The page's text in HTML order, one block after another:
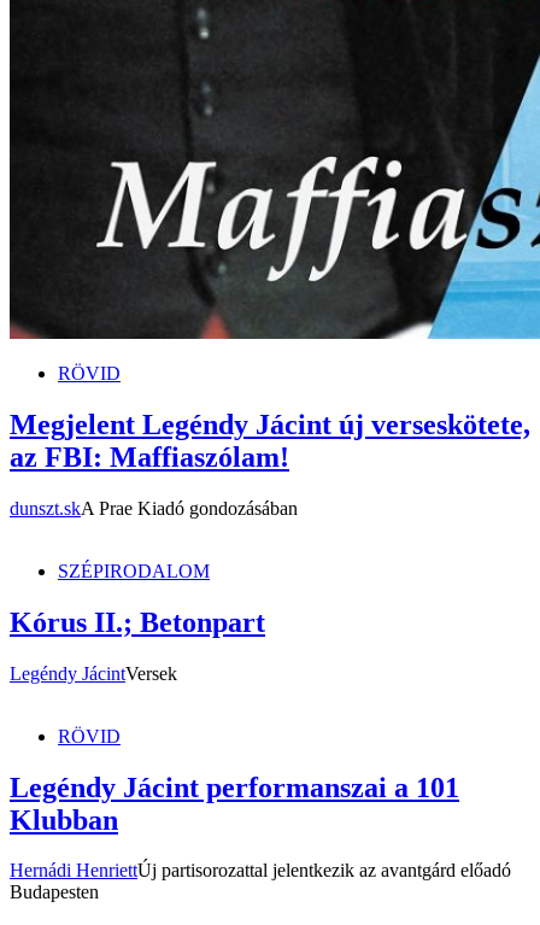
RÖVID
Megjelent Legéndy Jácint új verseskötete,
az FBI: Maffiaszólam!
dunszt.skA Prae Kiadó gondozásában
SZÉPIRODALOM
Kórus II.; Betonpart
Legéndy JácintVersek
RÖVID
Legéndy Jácint performanszai a 101
Klubban
Hernádi HenriettÚj partisorozattal jelentkezik az avantgárd előadó
Budapesten